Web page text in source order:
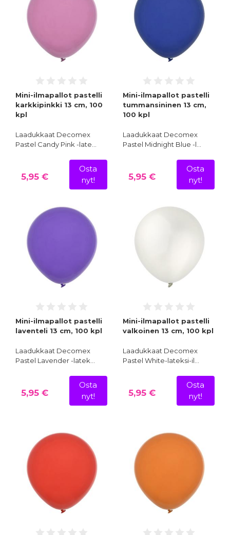
Mini-ilmapallot pastelli
karkkipinkki 13 cm, 100
kpl
Laadukkaat Decomex
Pastel Candy Pink -late…
5,95 €
Osta
nyt!
Mini-ilmapallot pastelli
tummansininen 13 cm,
100 kpl
Laadukkaat Decomex
Pastel Midnight Blue -l…
5,95 €
Osta
nyt!
Mini-ilmapallot pastelli
laventeli 13 cm, 100 kpl
Laadukkaat Decomex
Pastel Lavender -latek…
5,95 €
Osta
nyt!
Mini-ilmapallot pastelli
valkoinen 13 cm, 100 kpl
Laadukkaat Decomex
Pastel White-lateksi-il…
5,95 €
Osta
nyt!